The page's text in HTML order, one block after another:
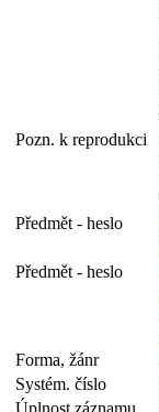
Pozn. k reprodukci
Předmět - heslo
Předmět - heslo
Forma, žánr
Systém. číslo
Úplnost záznamu